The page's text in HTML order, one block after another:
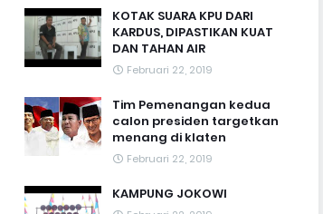
KOTAK SUARA KPU DARI
KARDUS, DIPASTIKAN KUAT
DAN TAHAN AIR
Februari 22, 2019
Tim Pemenangan kedua
calon presiden targetkan
menang di klaten
Februari 22, 2019
KAMPUNG JOKOWI